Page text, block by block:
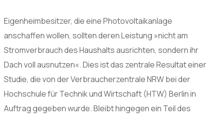
Eigenheimbesitzer, die eine Photovoltaikanlage
anschaffen wollen, sollten deren Leistung »nicht am
Stromverbrauch des Haushalts ausrichten, sondern ihr
Dach voll ausnutzen«. Dies ist das zentrale Resultat einer
Studie, die von der Verbraucherzentrale NRW bei der
Hochschule für Technik und Wirtschaft (HTW) Berlin in
Auftrag gegeben wurde. Bleibt hingegen ein Teil des